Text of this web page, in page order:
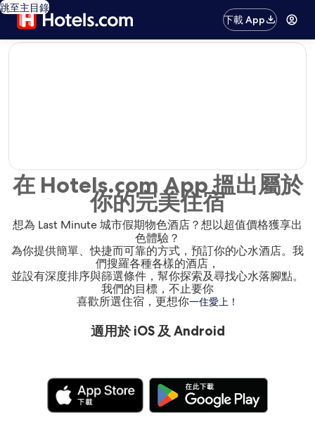
跳至主目錄
下載 App
editorial
在 Hotels.com App 搵出屬於
你的完美住宿
想為 Last Minute 城市假期物色酒店？想以超值價格獲享出
色體驗？
為你提供簡單、快捷而可靠的方式，預訂你的心水酒店。我
們搜羅各種各樣的酒店，
並設有深度排序與篩選條件，幫你探索及尋找心水落腳點。
我們的目標，不止要你
喜歡所選住宿，更想你一住愛上！
適用於 iOS 及 Android